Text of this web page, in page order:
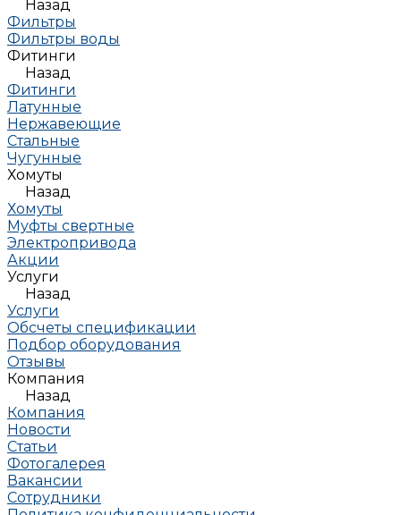
Назад
Фильтры
Фильтры воды
Фитинги
Назад
Фитинги
Латунные
Нержавеющие
Стальные
Чугунные
Хомуты
Назад
Хомуты
Муфты свертные
Электропривода
Акции
Услуги
Назад
Услуги
Обсчеты спецификации
Подбор оборудования
Отзывы
Компания
Назад
Компания
Новости
Статьи
Фотогалерея
Вакансии
Сотрудники